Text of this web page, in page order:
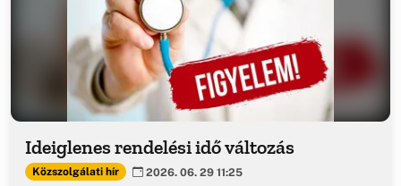
Ideiglenes rendelési idő változás
Közszolgálati hír 2026. 06. 29 11:25